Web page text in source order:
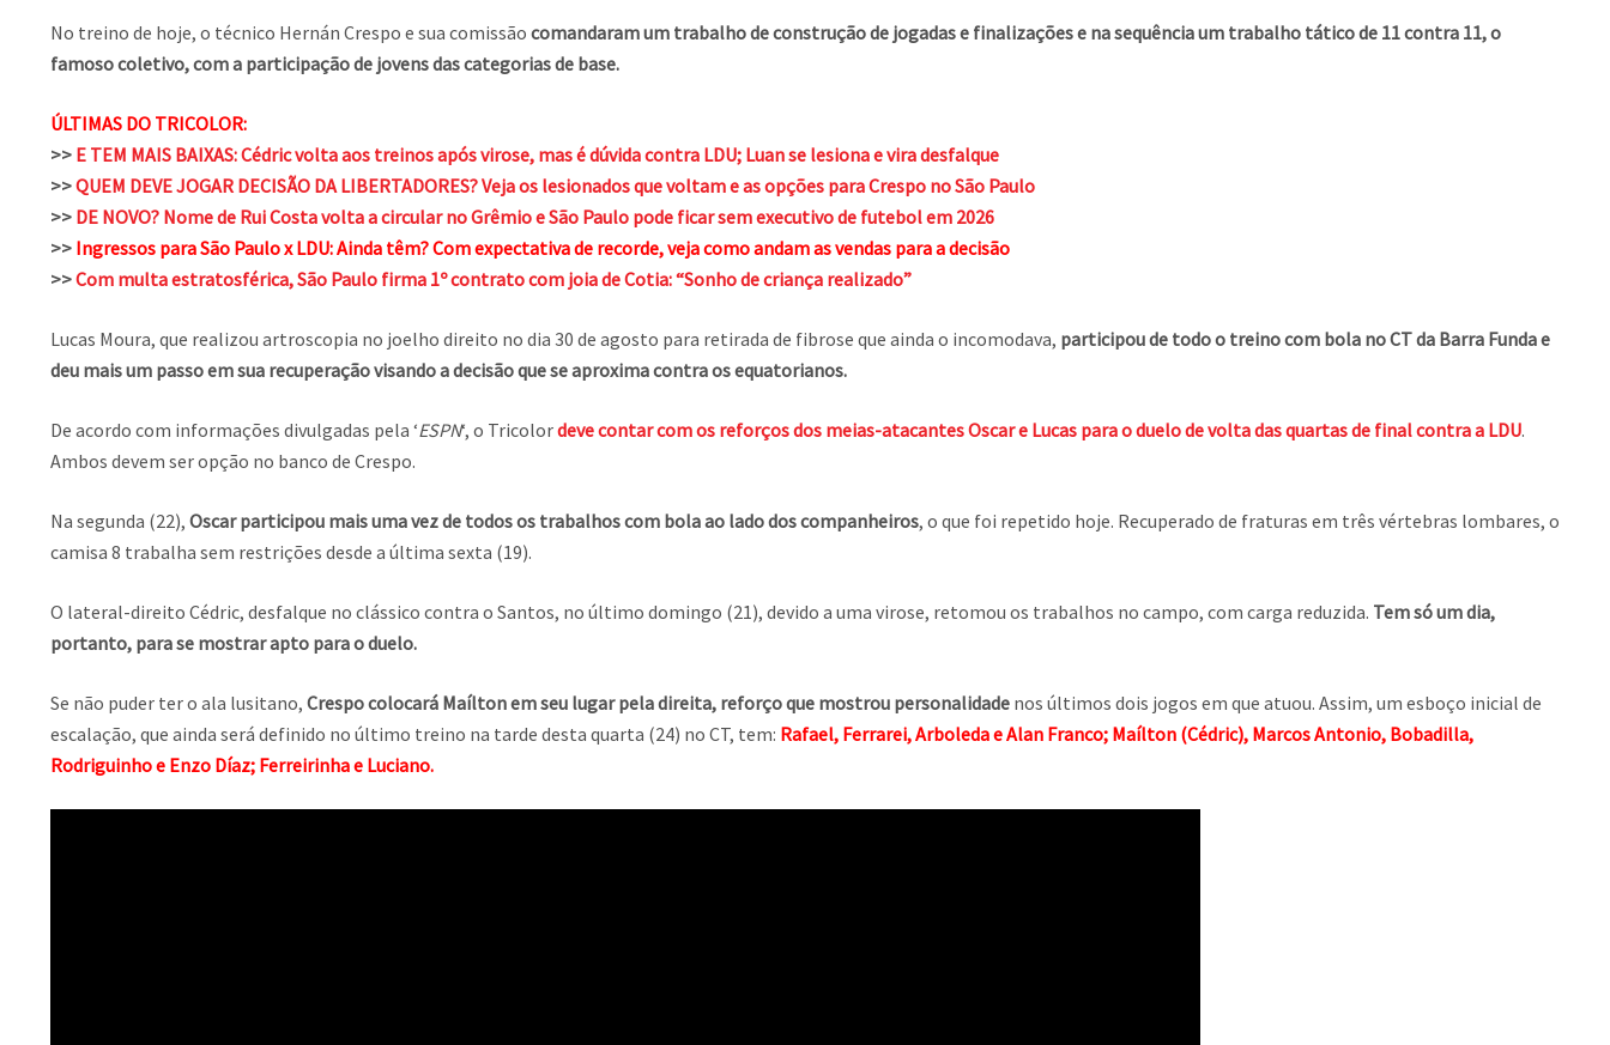
No treino de hoje, o técnico Hernán Crespo e sua comissão comandaram um trabalho de construção de jogadas e finalizações e na sequência um trabalho tático de 11 contra 11, o
famoso coletivo, com a participação de jovens das categorias de base.
ÚLTIMAS DO TRICOLOR:
>> E TEM MAIS BAIXAS: Cédric volta aos treinos após virose, mas é dúvida contra LDU; Luan se lesiona e vira desfalque
>>QUEM DEVE JOGAR DECISÃO DA LIBERTADORES? Veja os lesionados que voltam e as opções para Crespo no São Paulo
>> DE NOVO? Nome de Rui Costa volta a circular no Grêmio e São Paulo pode ficar sem executivo de futebol em 2026
>> Ingressos para São Paulo x LDU: Ainda têm? Com expectativa de recorde, veja como andam as vendas para a decisão
>>Com multa estratosférica, São Paulo firma 1º contrato com joia de Cotia: “Sonho de criança realizado”
Lucas Moura, que realizou artroscopia no joelho direito no dia 30 de agosto para retirada de fibrose que ainda o incomodava, participou de todo o treino com bola no CT da Barra Funda e
deu mais um passo em sua recuperação visando a decisão que se aproxima contra os equatorianos.
De acordo com informações divulgadas pela ‘ESPN‘, o Tricolordeve contar com os reforços dos meias-atacantes Oscar e Lucas para o duelo de volta das quartas de final contra a LDU.
Ambos devem ser opção no banco de Crespo.
Na segunda (22), Oscar participou mais uma vez de todos os trabalhos com bola ao lado dos companheiros, o que foi repetido hoje. Recuperado de fraturas em três vértebras lombares, o
camisa 8 trabalha sem restrições desde a última sexta (19).
O lateral-direito Cédric, desfalque no clássico contra o Santos, no último domingo (21), devido a uma virose, retomou os trabalhos no campo, com carga reduzida. Tem só um dia,
portanto, para se mostrar apto para o duelo.
Se não puder ter o ala lusitano, Crespo colocará Maílton em seu lugar pela direita, reforço que mostrou personalidade nos últimos dois jogos em que atuou. Assim, um esboço inicial de
escalação, que ainda será definido no último treino na tarde desta quarta (24) no CT, tem: Rafael, Ferrarei, Arboleda e Alan Franco; Maílton (Cédric), Marcos Antonio, Bobadilla,
Rodriguinho e Enzo Díaz; Ferreirinha e Luciano.